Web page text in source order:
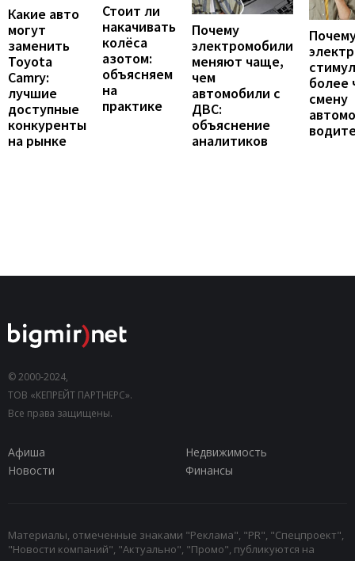
Какие авто
могут
заменить
Toyota
Camry:
лучшие
доступные
конкуренты
на рынке
Стоит ли
накачивать
колёса
азотом:
объясняем
на
практике
Почему
электромобили
меняют чаще,
чем
автомобили с
ДВС:
объяснение
аналитиков
более
смену
© 2000-2024,
ТОВ «КЕПРЕЙТ ПАРТНЕРС».
Все права защищены.
Афиша
Недвижимость
Новости
Финансы
Материалы, отмеченные знаками "Реклама", "PR", "Спецпроект",
"Новости компаний", "Актуально", "Промо", публикуются на